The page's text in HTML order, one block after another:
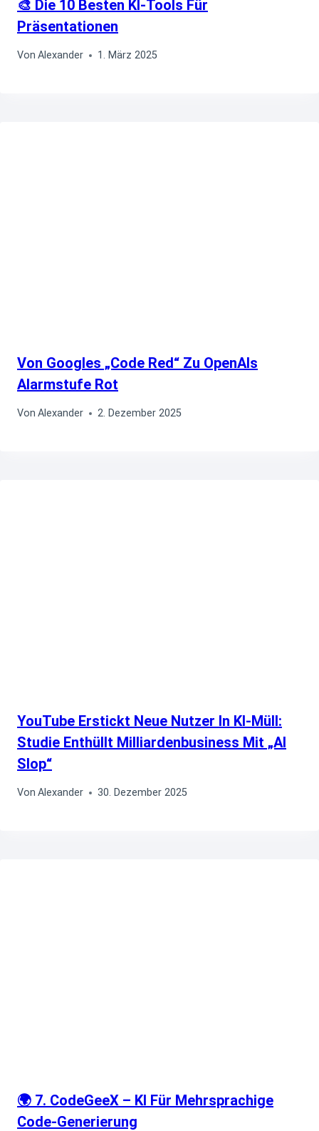
🎨 Die 10 Besten KI-Tools Für
Präsentationen
Von Alexander 1. März 2025
Von Googles „Code Red“ Zu OpenAIs
Alarmstufe Rot
Von Alexander 2. Dezember 2025
YouTube Erstickt Neue Nutzer In KI‑Müll:
Studie Enthüllt Milliardenbusiness Mit „AI
Slop“
Von Alexander 30. Dezember 2025
🌍 7. CodeGeeX – KI Für Mehrsprachige
Code-Generierung